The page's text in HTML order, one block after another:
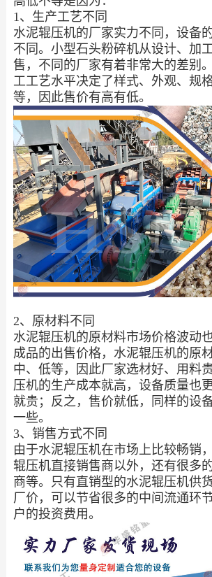
1、生产工艺不同
水泥辊压机的厂家实力不同，设备
不同。小型石头粉碎机从设计、加
售，不同的厂家有着非常大的差别
工工艺水平决定了样式、外观、规
等，因此售价有高有低。
2、原材料不同
水泥辊压机的原材料市场价格波动
成品的出售价格，水泥辊压机的原
中、低等，因此厂家选材好、用料
压机的生产成本就高，设备质量也
就贵；反之，售价就低，同样的设
一些。
3、销售方式不同
由于水泥辊压机在市场上比较畅销
辊压机直接销售商以外，还有很多
商等。只有直销型的水泥辊压机供
厂价，可以节省很多的中间流通环
户的投资费用。